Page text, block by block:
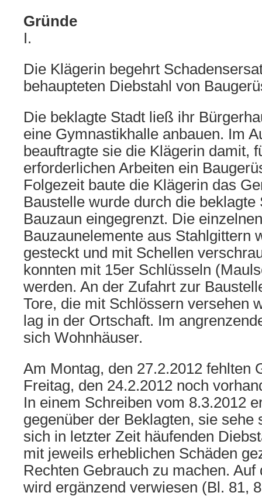
Gründe
I.
Die Klägerin begehrt
behaupteten Diebstahl von
Die beklagte Stadt ließ ihr
eine Gymnastikhalle anbauen. Im
beauftragte sie die Klägerin damit,
erforderlichen Arbeiten ein
Folgezeit baute die Klägerin das
Baustelle wurde durch die beklagte
Bauzaun eingegrenzt. Die
Bauzaunelemente aus Stahlgittern
gesteckt und mit Schellen
konnten mit 15er Schlüsseln
werden. An der Zufahrt zur
Tore, die mit Schlössern versehen
lag in der Ortschaft. Im
sich Wohnhäuser.
Am Montag, den 27.2.2012 fehlten
Freitag, den 24.2.2012 noch
In einem Schreiben vom 8.3.2012
gegenüber der Beklagten, sie sehe
sich in letzter Zeit häufenden
mit jeweils erheblichen Schäden
Rechten Gebrauch zu machen. Auf
wird ergänzend verwiesen (Bl. 81,